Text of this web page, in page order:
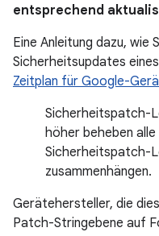
entsprechend
Eine Anleitung dazu, wie
Sicherheitsupdates
Zeitplan für Google-
Sicherheitspatch-
höher beheben
Sicherheitspatch-
zusammenhängen.
Gerätehersteller, die
Patch-Stringebene auf